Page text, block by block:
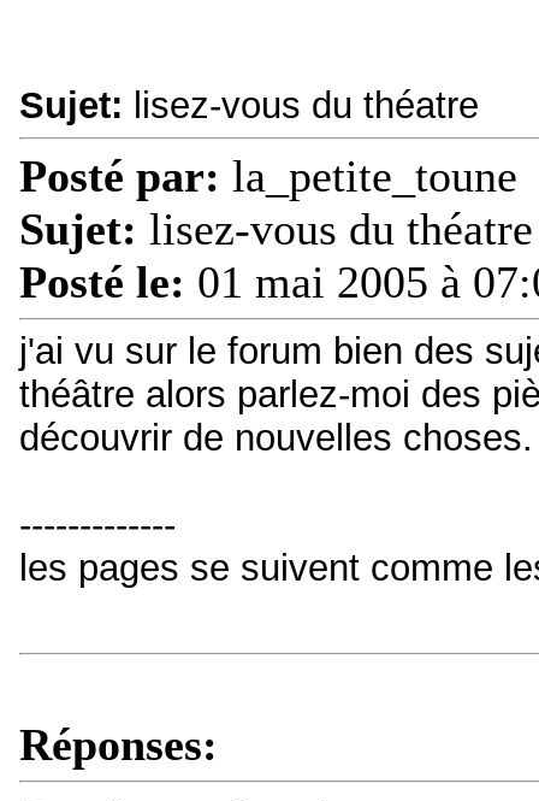
Sujet: lisez-vous du théatre
Posté par: la_petite_toune
Sujet: lisez-vous du théatre
Posté le: 01 mai 2005 à
j'ai vu sur le forum bien des
théâtre alors parlez-moi des
découvrir de nouvelles choses.
-------------
les pages se suivent comme
Réponses: